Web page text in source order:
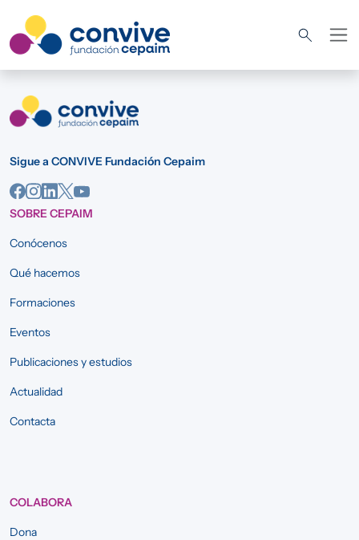
Sigue a CONVIVE Fundación Cepaim
SOBRE CEPAIM
Conócenos
Qué hacemos
Formaciones
Eventos
Publicaciones y estudios
Actualidad
Contacta
COLABORA
Dona